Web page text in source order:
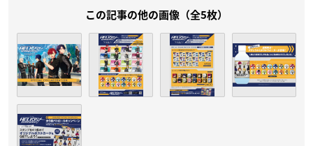
この記事の他の画像（全5枚）